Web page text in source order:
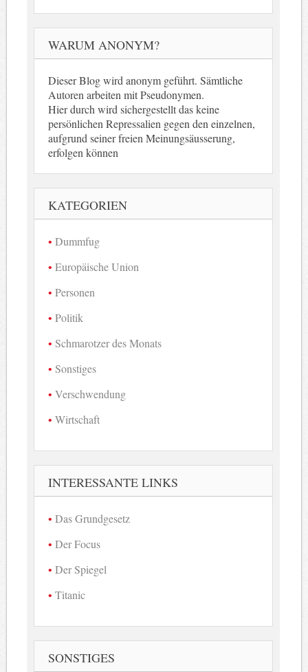
WARUM ANONYM?
Dieser Blog wird anonym geführt. Sämtliche
Autoren arbeiten mit Pseudonymen.
Hier durch wird sichergestellt das keine
persönlichen Repressalien gegen den einzelnen,
aufgrund seiner freien Meinungsäusserung,
erfolgen können
KATEGORIEN
Dummfug
Europäische Union
Personen
Politik
Schmarotzer des Monats
Sonstiges
Verschwendung
Wirtschaft
INTERESSANTE LINKS
Das Grundgesetz
Der Focus
Der Spiegel
Titanic
SONSTIGES